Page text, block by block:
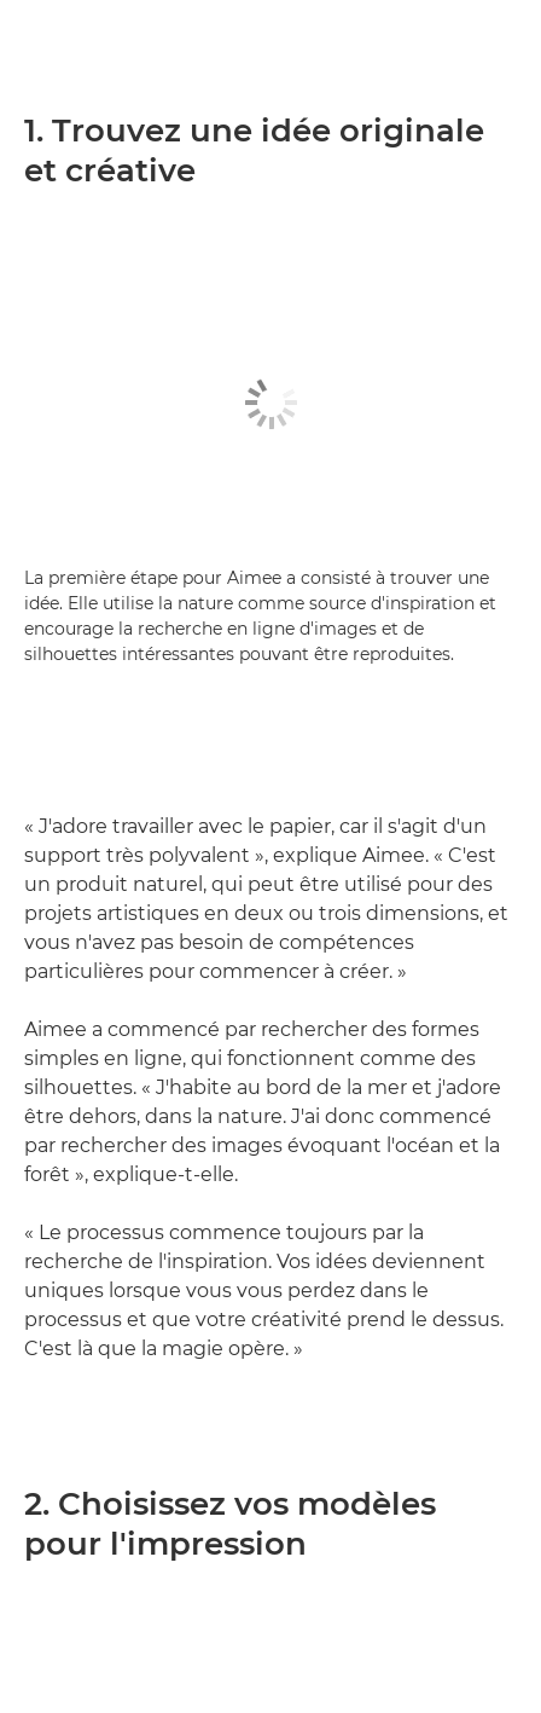
1. Trouvez une idée originale
et créative
La première étape pour Aimee a consisté à trouver une
idée. Elle utilise la nature comme source d'inspiration et
encourage la recherche en ligne d'images et de
silhouettes intéressantes pouvant être reproduites.
« J'adore travailler avec le papier, car il s'agit d'un
support très polyvalent », explique Aimee. « C'est
un produit naturel, qui peut être utilisé pour des
projets artistiques en deux ou trois dimensions, et
vous n'avez pas besoin de compétences
particulières pour commencer à créer. »
Aimee a commencé par rechercher des formes
simples en ligne, qui fonctionnent comme des
silhouettes. « J'habite au bord de la mer et j'adore
être dehors, dans la nature. J'ai donc commencé
par rechercher des images évoquant l'océan et la
forêt », explique-t-elle.
« Le processus commence toujours par la
recherche de l'inspiration. Vos idées deviennent
uniques lorsque vous vous perdez dans le
processus et que votre créativité prend le dessus.
C'est là que la magie opère. »
2. Choisissez vos modèles
pour l'impression